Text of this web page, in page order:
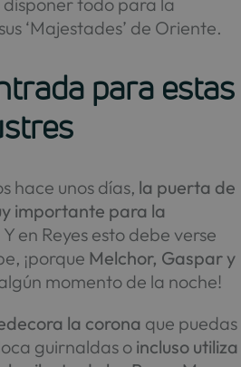
‘Majestades’ de Oriente.
para estas
hace unos días, la puerta de
importante para la
Y en Reyes esto debe verse
¡porque Melchor, Gaspar y
momento de la noche!
la corona que puedas
guirnaldas o incluso utiliza